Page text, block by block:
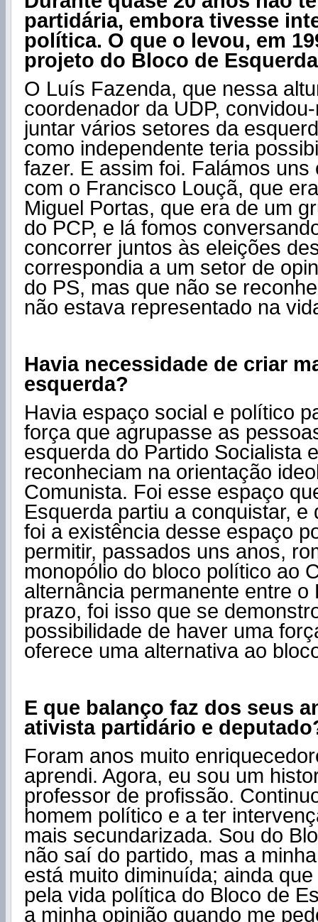
partidária, embora tivesse
política. O que o levou, em
projeto do Bloco de
O Luís Fazenda, que nessa
coordenador da UDP,
juntar vários setores da
como independente teria
fazer. E assim foi. Falámos uns
com o Francisco Louçã, que
Miguel Portas, que era de um
do PCP, e lá fomos
concorrer juntos às eleições
correspondia a um setor de
do PS, mas que não se
não estava representado na
Havia necessidade de criar
esquerda?
Havia espaço social e político
força que agrupasse as
esquerda do Partido Socialista
reconheciam na orientação
Comunista. Foi esse espaço
Esquerda partiu a conquistar, e
foi a existência desse espaço
permitir, passados uns anos,
monopólio do bloco político ao
alternância permanente entre o
prazo, foi isso que se
possibilidade de haver uma
oferece uma alternativa ao
E que balanço faz dos seus
ativista partidário e
Foram anos muito
aprendi. Agora, eu sou um
professor de profissão.
homem político e a ter
mais secundarizada. Sou do
não saí do partido, mas a
está muito diminuída; ainda
pela vida política do Bloco de
a minha opinião quando me